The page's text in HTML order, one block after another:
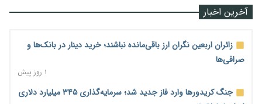
آخرین اخبار
زائران اربعین نگران ارز باقی‌مانده نباشند؛ خرید دینار در بانک‌ها و
صرافی‌ها
۱ روز پیش
جنگ کریدورها وارد فاز جدید شد؛ سرمایه‌گذاری ۳۴۵ میلیارد دلاری